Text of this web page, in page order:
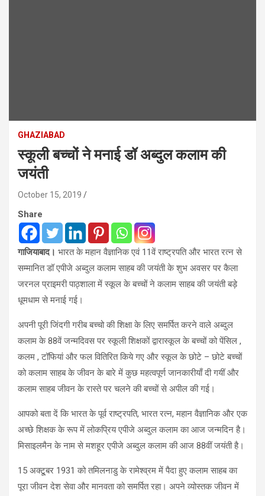
GHAZIABAD
स्कूली बच्चों ने मनाई डॉ अब्दुल कलाम की
जयंती
October 15, 2019
Share
गाजियाबाद। भारत के महान वैज्ञानिक एवं 11वें राष्ट्रपति और भारत रत्न से
सम्मानित डॉ एपीजे अब्दुल कलाम साहब की जयंती के शुभ अवसर पर कैला
जरनल प्राइमरी पाठ्शाला में स्कूल के बच्चों ने कलाम साहब की जयंती बड़े
धूमधाम से मनाई गई।
अपनी पूरी जिंदगी गरीब बच्चो की शिक्षा के लिए समर्पित करने वाले अब्दुल
कलाम के 88वें जन्मदिवस पर स्कूली शिक्षकों द्वारास्कूल के बच्चों को पेंसिल ,
कलम , टॉफियां और फल वितिरित किये गए और स्कूल के छोटे – छोटे बच्चों
को कलाम साहब के जीवन के बारे में कुछ महत्वपूर्ण जानकारीयाँ दी गयीं और
कलाम साहब जीवन के रास्ते पर चलने की बच्चों से अपील की गई।
आपको बता दें कि भारत के पूर्व राष्ट्रपति, भारत रत्न, महान वैज्ञानिक और एक
अच्छे शिक्षक के रूप में लोकप्रिय एपीजे अब्दुल कलाम का आज जन्मदिन है।
मिसाइलमैन के नाम से मशहूर एपीजे अब्दुल कलाम की आज 88वीं जयंती है।
15 अक्टू्बर 1931 को तमिलनाडु के रामेश्व्रम में पैदा हुए कलाम साहब का
पूरा जीवन देश सेवा और मानवता को समर्पित रहा। अपने व्योस्तक जीवन में